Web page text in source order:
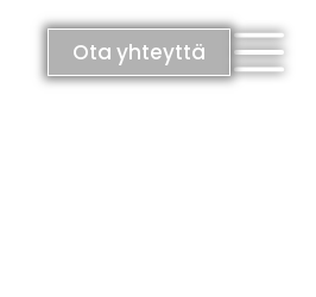
Ota yhteyttä